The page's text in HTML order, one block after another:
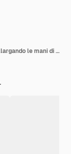
Uomo confuso socchiudendo gli occhi e allargando le mani di lato interrogato